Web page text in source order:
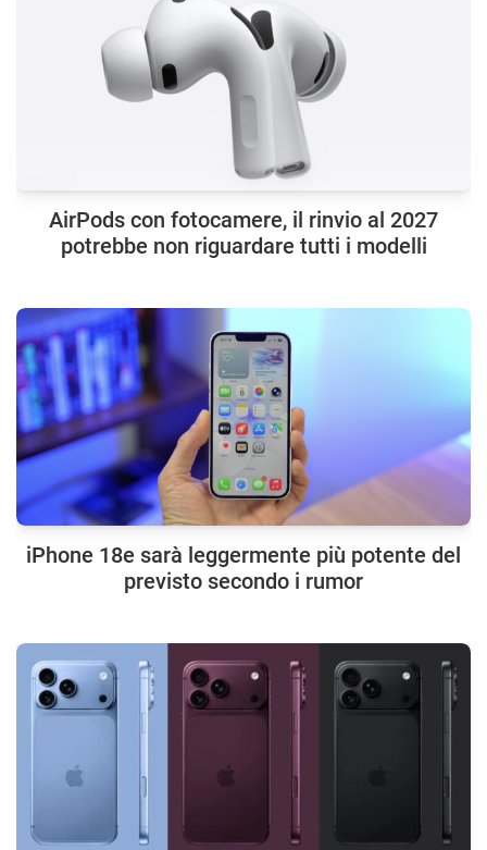
AirPods con fotocamere, il rinvio al 2027
potrebbe non riguardare tutti i modelli
iPhone 18e sarà leggermente più potente del
previsto secondo i rumor